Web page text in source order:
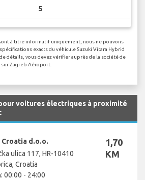
5
à titre informatif uniquement, nous ne pouvons
exacts du véhicule Suzuki Vitara Hybrid
détails, vous devez vérifier auprès de la société de
Zagreb Aéroport.
voitures électriques à proximité
Croatia d.o.o.
ulica 117, HR-10410
Croatia
00:00 - 24:00
1,70
KM